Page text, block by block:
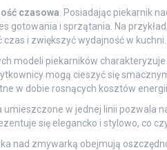
czasowa . Posiadając piekarnik
gotowania i sprzątania. Na
i zwiększyć wydajność w kuchni.
modeli piekarników charakteryzuje
mogą cieszyć się
w dobie rosnących kosztów energii.
umieszczone w jednej linii pozwala
się elegancko i stylowo, co
nad zmywarką obejmują